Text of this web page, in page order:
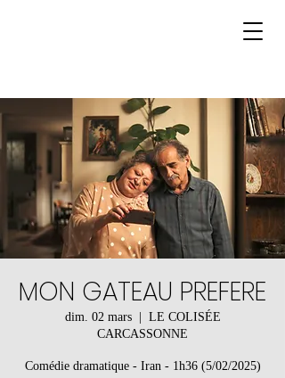
MON GATEAU PREFERE
dim. 02 mars
  |
LE COLISÉE
CARCASSONNE
Comédie dramatique - Iran - 1h36 (5/02/2025)